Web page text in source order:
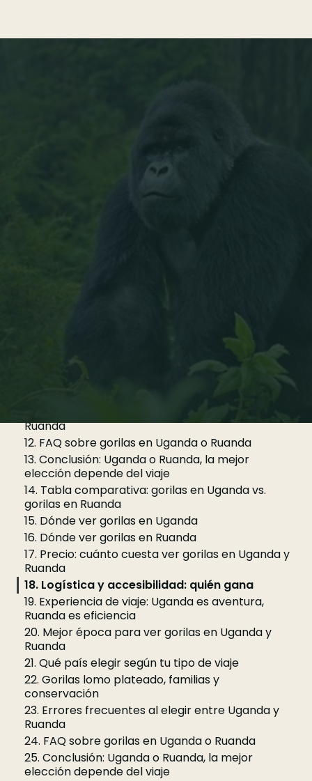
1. Uganda o Ruanda para ver gorilas: respuesta
7. Experiencia de viaje: Uganda es aventura,
8. Mejor época para ver gorilas en Uganda y
Ruanda
12. FAQ sobre gorilas en Uganda o Ruanda
13. Conclusión: Uganda o Ruanda, la mejor
elección depende del viaje
14. ‍Tabla comparativa: gorilas en Uganda vs.
gorilas en Ruanda‍
15. Dónde ver gorilas en Uganda
16. Dónde ver gorilas en Ruanda
17. Precio: cuánto cuesta ver gorilas en Uganda y
Ruanda
18. Logística y accesibilidad: quién gana
19. Experiencia de viaje: Uganda es aventura,
Ruanda es eficiencia
20. Mejor época para ver gorilas en Uganda y
Ruanda
21. Qué país elegir según tu tipo de viaje
22. Gorilas lomo plateado, familias y
conservación
23. Errores frecuentes al elegir entre Uganda y
Ruanda
24. FAQ sobre gorilas en Uganda o Ruanda
25. Conclusión: Uganda o Ruanda, la mejor
elección depende del viaje